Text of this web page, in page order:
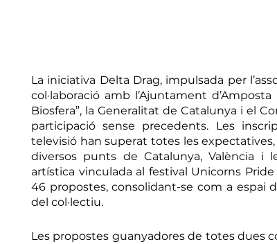
La iniciativa Delta Drag, impulsada per
col·laboració amb l’Ajuntament
Biosfera”, la Generalitat de Catalunya i el
participació sense precedents. Les
televisió han superat totes les
diversos punts de Catalunya, València i
artística vinculada al festival Unicorns
46 propostes, consolidant-se com a espai
del col·lectiu.
Les propostes guanyadores de totes dues